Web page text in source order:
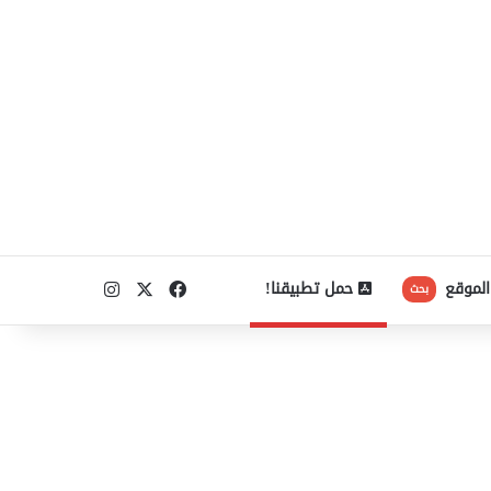
بحث حمل تطبيقنا! فيسبوكانستقرام